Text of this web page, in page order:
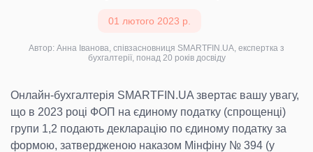
01 лютого 2023 р.
Автор: Анна Іванова, співзасновниця SMARTFIN.UA, експертка з
бухгалтерії, понад 20 років досвіду
Онлайн-бухгалтерія SMARTFIN.UA звертає вашу увагу,
що в 2023 році ФОП на єдиному податку (спрощенці)
групи 1,2 подають декларацію по єдиному податку за
формою, затвердженою наказом Мінфіну № 394 (у